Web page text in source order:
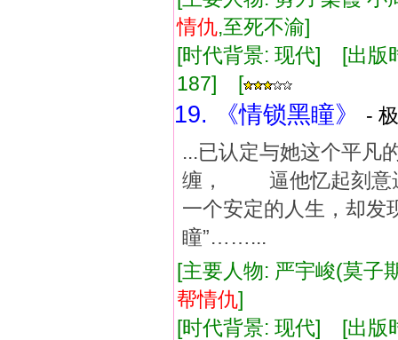
情仇,至死不渝]
[时代背景: 现代] [出
187] [
19. 《情锁黑瞳》
-
...已认定与她这个平
缠， 逼他忆起刻意
一个安定的人生，却
瞳”……...
[主要人物: 严宇峻(莫
帮情仇]
[时代背景: 现代] [出